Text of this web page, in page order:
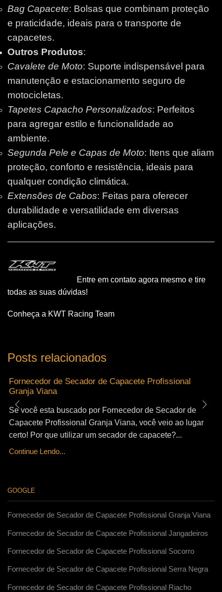
Bag Capacete: Bolsas que combinam proteção
e praticidade, ideais para o transporte de
capacetes.
Outros Produtos:
Cavalete de Moto: Suporte indispensável para
manutenção e estacionamento seguro de
motocicletas.
Tapetes Capacho Personalizados: Perfeitos
para agregar estilo e funcionalidade ao
ambiente.
Segunda Pele e Capas de Moto: Itens que aliam
proteção, conforto e resistência, ideais para
qualquer condição climática.
Extensões de Cabos: Feitas para oferecer
durabilidade e versatilidade em diversas
aplicações.
Entre em contato agora mesmo e tire
todas as suas dúvidas!
Conheça a KWT Racing Team
Posts relacionados
Fornecedor de Secador de Capacete Profissional
Granja Viana
Se você esta buscado por Fornecedor de Secador de
Capacete Profissional Granja Viana, você veio ao lugar
certo! Por que utilizar um secador de capacete?...
Continue Lendo...
GOOGLE
Fornecedor de Secador de Capacete Profissional Granja Viana
Fornecedor de Secador de Capacete Profissional Jangadeiros
Fornecedor de Secador de Capacete Profissional Socorro
Fornecedor de Secador de Capacete Profissional Serra Negra
Fornecedor de Secador de Capacete Profissional Riacho